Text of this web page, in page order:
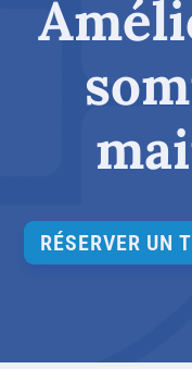
RÉSERVER UN